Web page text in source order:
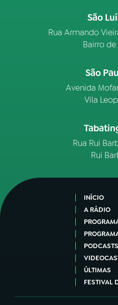
São
Rua Armando
Bairro de
São
Avenida
Vila
Rua Rui
Rui
INÍCIO
A RÁDIO
PODCASTS
ÚLTIMAS
FESTIVAL